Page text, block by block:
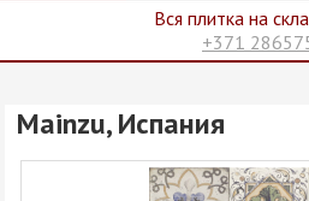
Вся плитка на
+371
Mainzu, Испания